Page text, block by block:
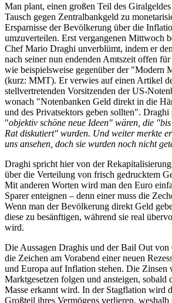
Man plant, einen großen Teil des
Tausch gegen Zentralbankgeld zu
Ersparnisse der Bevölkerung über die
umzuverteilen. Erst vergangenen Mittwoch
Chef Mario Draghi unverblümt, indem er
nach seiner nun endenden Amtszeit offen
wie beispielsweise gegenüber der "Modern
(kurz: MMT). Er verwies auf einen Artikel
stellvertretenden Vorsitzenden der US-
wonach "Notenbanken Geld direkt in die
und des Privatsektors geben sollten". Draghi
"objektiv schöne neue Ideen" wären, die
Rat diskutiert" wurden. Und weiter merkte
uns ansehen, doch sie wurden noch nicht
Draghi spricht hier von der
über die Verteilung von frisch gedrucktem
Mit anderen Worten wird man den Euro
Sparer enteignen – denn einer muss die
Wenn man der Bevölkerung direkt Geld
diese zu besänftigen, während sie real
wird.
Die Aussagen Draghis und der Bail Out von
die Zeichen am Vorabend einer neuen
und Europa auf Inflation stehen. Die Zinsen
Marktgesetzen folgen und ansteigen, sobald
Masse erkannt wird. In der Stagflation wird
Großteil ihres Vermögens verlieren, weshalb